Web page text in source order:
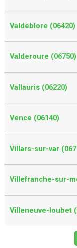
Valdeblore (06420)
Valderoure (06750)
Vallauris (06220)
Vence (06140)
Villars-sur-var
Villefranche-sur-
Villeneuve-loubet